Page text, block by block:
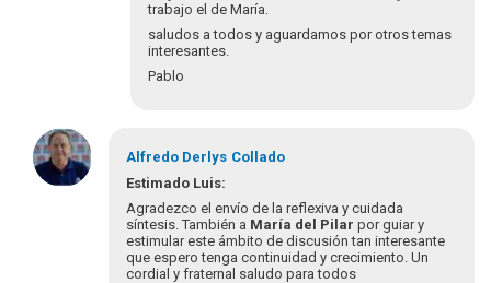
trabajo el de María.
saludos a todos y aguardamos por otros temas
interesantes.
Pablo
En
respuesta
a
Agradecemos
Alfredo Derlys Collado
Estimado Luis:
Agradezco el envío de la reflexiva y cuidada
síntesis. También a María del Pilar por guiar y
estimular este ámbito de discusión tan interesante
que espero tenga continuidad y crecimiento. Un
cordial y fraternal saludo para todos